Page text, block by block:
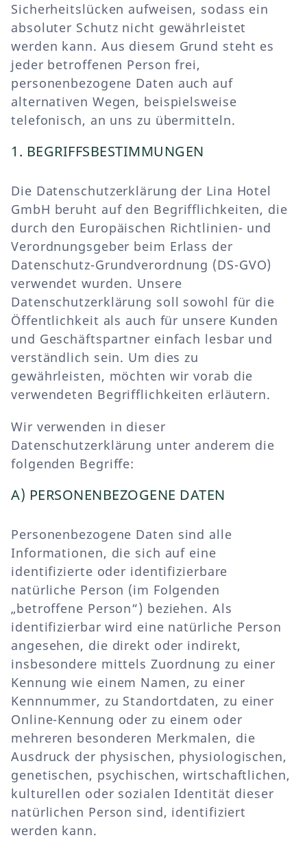
Sicherheitslücken aufweisen, sodass ein
absoluter Schutz nicht gewährleistet
werden kann. Aus diesem Grund steht es
jeder betroffenen Person frei,
personenbezogene Daten auch auf
alternativen Wegen, beispielsweise
telefonisch, an uns zu übermitteln.
1. BEGRIFFSBESTIMMUNGEN
Die Datenschutzerklärung der Lina Hotel
GmbH beruht auf den Begrifflichkeiten, die
durch den Europäischen Richtlinien- und
Verordnungsgeber beim Erlass der
Datenschutz-Grundverordnung (DS-GVO)
verwendet wurden. Unsere
Datenschutzerklärung soll sowohl für die
Öffentlichkeit als auch für unsere Kunden
und Geschäftspartner einfach lesbar und
verständlich sein. Um dies zu
gewährleisten, möchten wir vorab die
verwendeten Begrifflichkeiten erläutern.
Wir verwenden in dieser
Datenschutzerklärung unter anderem die
folgenden Begriffe:
A) PERSONENBEZOGENE DATEN
Personenbezogene Daten sind alle
Informationen, die sich auf eine
identifizierte oder identifizierbare
natürliche Person (im Folgenden
„betroffene Person“) beziehen. Als
identifizierbar wird eine natürliche Person
angesehen, die direkt oder indirekt,
insbesondere mittels Zuordnung zu einer
Kennung wie einem Namen, zu einer
Kennnummer, zu Standortdaten, zu einer
Online-Kennung oder zu einem oder
mehreren besonderen Merkmalen, die
Ausdruck der physischen, physiologischen,
genetischen, psychischen, wirtschaftlichen,
kulturellen oder sozialen Identität dieser
natürlichen Person sind, identifiziert
werden kann.